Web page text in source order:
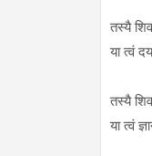
तस्यै
या त्वं
तस्यै
या त्वं